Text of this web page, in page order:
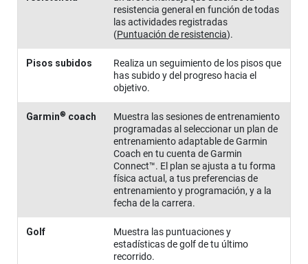
resistencia general en función de todas
las actividades registradas
(Puntuación de resistencia).
Pisos subidos
Realiza un seguimiento de los pisos que
has subido y del progreso hacia el
objetivo.
Garmin® coach
Muestra las sesiones de entrenamiento
programadas al seleccionar un plan de
entrenamiento adaptable de Garmin
Coach en tu cuenta de Garmin
Connect™. El plan se ajusta a tu forma
física actual, a tus preferencias de
entrenamiento y programación, y a la
fecha de la carrera.
Golf
Muestra las puntuaciones y
estadísticas de golf de tu último
recorrido.